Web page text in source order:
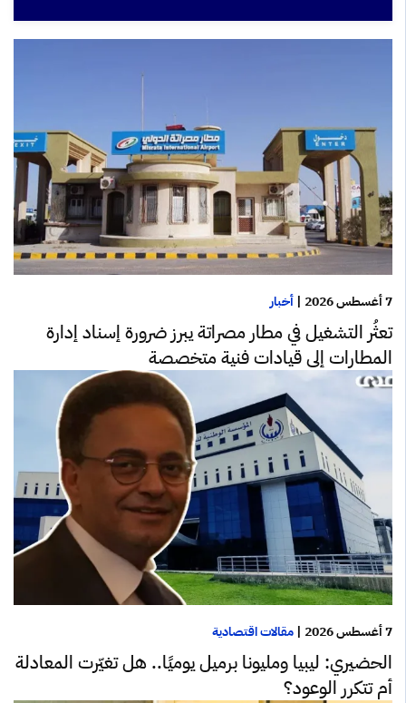
7 أغسطس 2026 | أخبار
تعثُر التشغيل في مطار مصراتة يبرز ضرورة إسناد إدارة
المطارات إلى قيادات فنية متخصصة
7 أغسطس 2026 | مقالات اقتصادية
الحضيري: ليبيا ومليونا برميل يوميًا.. هل تغيّرت المعادلة
أم تتكرر الوعود؟